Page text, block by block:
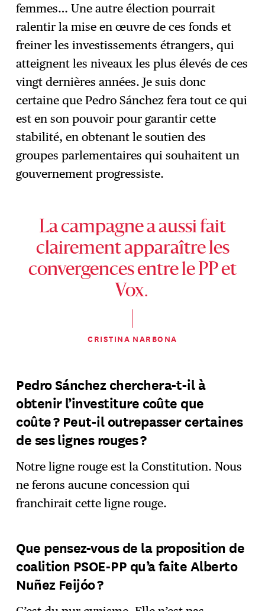
femmes… Une autre élection pourrait
ralentir la mise en œuvre de ces fonds et
freiner les investissements étrangers, qui
atteignent les niveaux les plus élevés de ces
vingt dernières années. Je suis donc
certaine que Pedro Sánchez fera tout ce qui
est en son pouvoir pour garantir cette
stabilité, en obtenant le soutien des
groupes parlementaires qui souhaitent un
gouvernement progressiste.
La campagne a aussi fait
clairement apparaître les
convergences entre le PP et
Vox.
CRISTINA NARBONA
Pedro Sánchez cherchera-t-il à
obtenir l’investiture coûte que
coûte ? Peut-il outrepasser certaines
de ses lignes rouges ?
Notre ligne rouge est la Constitution. Nous
ne ferons aucune concession qui
franchirait cette ligne rouge.
Que pensez-vous de la proposition de
coalition PSOE-PP qu’a faite Alberto
Nuñez Feijóo ?